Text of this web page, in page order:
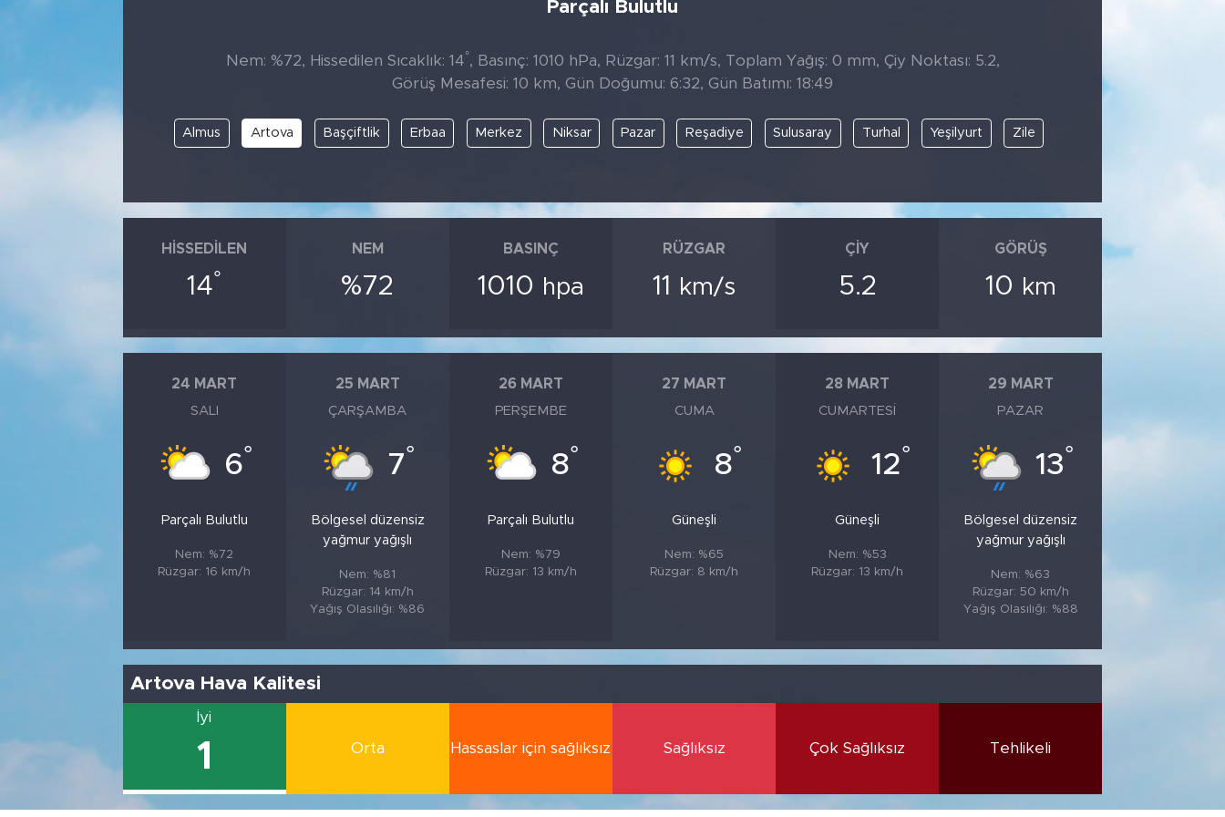
Parçalı Bulutlu
Nem: %72, Hissedilen Sıcaklık: 14°, Basınç: 1010 hPa, Rüzgar: 11 km/s, Toplam Yağış: 0 mm, Çiy Noktası: 5.2,
Görüş Mesafesi: 10 km, Gün Doğumu: 6:32, Gün Batımı: 18:49
Almus Artova Başçiftlik Erbaa Merkez Niksar Pazar Reşadiye Sulusaray Turhal Yeşilyurt Zile
HISSEDILEN
14°
NEM
%72
BASINÇ
1010 hpa
RÜZGAR
11 km/s
ÇIY
5.2
GÖRÜŞ
10 km
24 MART
SALI
6°
Parçalı Bulutlu
Nem: %72
Rüzgar: 16 km/h
25 MART
ÇARŞAMBA
7°
Bölgesel düzensiz
yağmur yağışlı
Nem: %81
Rüzgar: 14 km/h
Yağış Olasılığı: %86
26 MART
PERŞEMBE
8°
Parçalı Bulutlu
Nem: %79
Rüzgar: 13 km/h
27 MART
CUMA
8°
Güneşli
Nem: %65
Rüzgar: 8 km/h
28 MART
CUMARTESI
12°
Güneşli
Nem: %53
Rüzgar: 13 km/h
29 MART
PAZAR
13°
Bölgesel düzensiz
yağmur yağışlı
Nem: %63
Rüzgar: 50 km/h
Yağış Olasılığı: %88
Artova Hava Kalitesi
İyi
1 Orta Hassaslar için sağlıksız Sağlıksız Çok Sağlıksız Tehlikeli
Söyleşi
Teknoloji